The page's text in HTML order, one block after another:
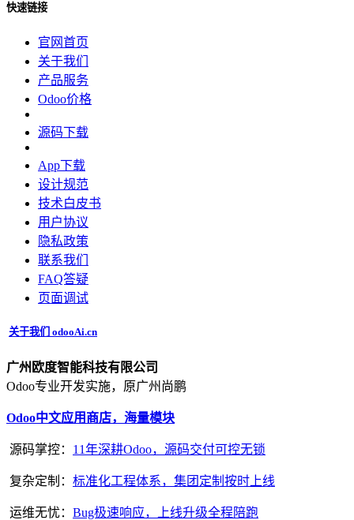
快速链接
官网首页
关于我们
产品服务
Odoo价格
源码下载
App下载
设计规范
技术白皮书
用户协议
‎隐私政策‎
联系我们
FAQ答疑
页面调试
关于我们 odooAi.cn
广州欧度智能科技有限公司
Odoo专业开发实施，原广州尚鹏
Odoo中文应用商店，海量模块
源码掌控： 11年深耕Odoo，源码交付可控无锁
复杂定制： 标准化工程体系，集团定制按时上线
运维无忧： Bug极速响应，上线升级全程陪跑